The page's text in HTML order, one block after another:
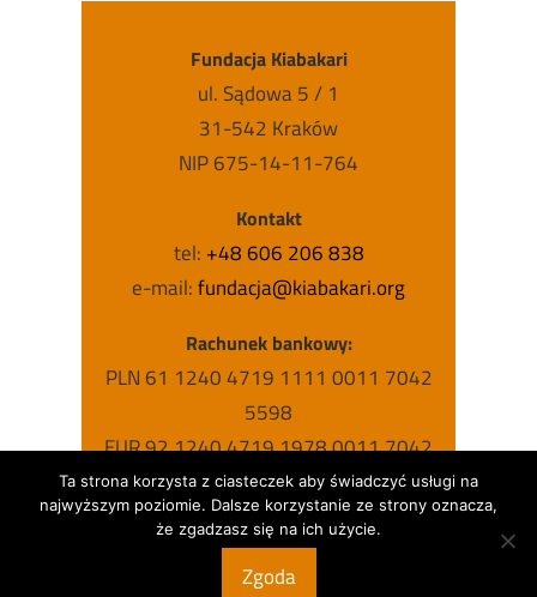
Fundacja Kiabakari
ul. Sądowa 5 / 1
31-542 Kraków
NIP 675-14-11-764
Kontakt
tel: +48 606 206 838
e-mail:fundacja@kiabakari.org
Rachunek bankowy:
PLN 61 1240 4719 1111 0011 7042
5598
EUR 92 1240 4719 1978 0011 7042
5631
USD 63 1240 4719 1787 0011 7042
5615
Ta strona korzysta z ciasteczek aby świadczyć usługi na
najwyższym poziomie. Dalsze korzystanie ze strony oznacza,
że zgadzasz się na ich użycie.
Zgoda